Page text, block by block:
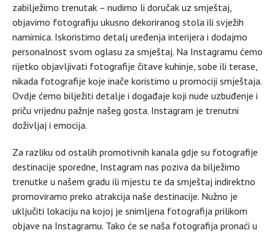
zabilježimo trenutak – nudimo li doručak uz smještaj,
objavimo fotografiju ukusno dekoriranog stola ili svježih
namirnica. Iskoristimo detalj uređenja interijera i dodajmo
personalnost svom oglasu za smještaj. Na Instagramu ćemo
rijetko objavljivati fotografije čitave kuhinje, sobe ili terase,
nikada fotografije koje inače koristimo u promociji smještaja.
Ovdje ćemo bilježiti detalje i događaje koji nude uzbuđenje i
priču vrijednu pažnje našeg gosta. Instagram je trenutni
doživljaj i emocija.
Za razliku od ostalih promotivnih kanala gdje su fotografije
destinacije sporedne, Instagram nas poziva da bilježimo
trenutke u našem gradu ili mjestu te da smještaj indirektno
promoviramo preko atrakcija naše destinacije. Nužno je
uključiti lokaciju na kojoj je snimljena fotografija prilikom
objave na Instagramu. Tako će se naša fotografija pronaći u